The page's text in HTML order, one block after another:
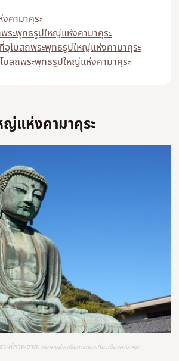
คามาคุระ
ระพุทธรูปใหญ่แห่งคามาคุระ
โบสถพระพุทธรูปใหญ่แห่งคามาคุระ
บสถพระพุทธรูปใหญ่แห่งคามาคุระ
ญ่แห่งคามาคุระ
ะห์ภาพจาก: สมาคมส่งเสริมการท่องเที่ยวเมืองคามาคุระ